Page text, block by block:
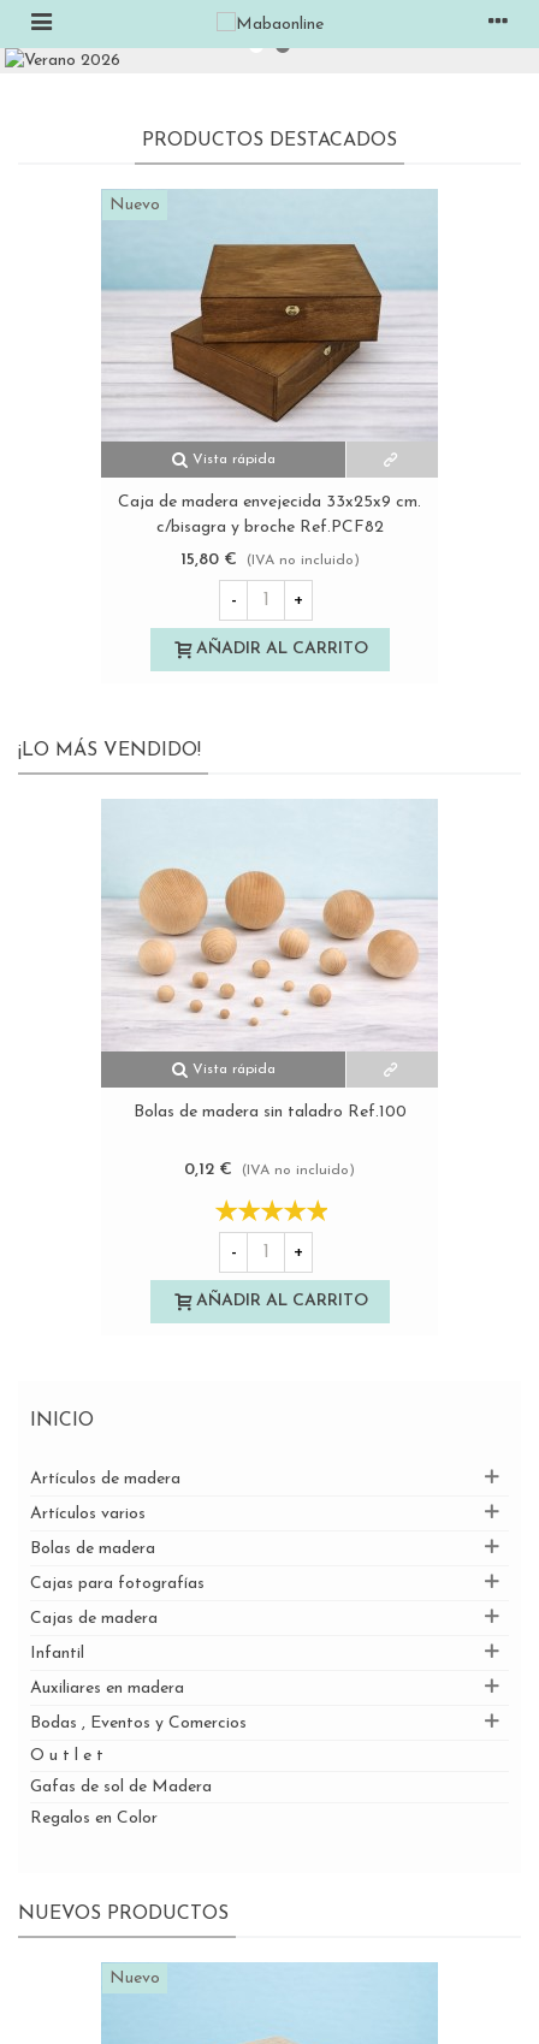
PRODUCTOS DESTACADOS
Nuevo
Vista rápida
Caja de madera envejecida 33x25x9 cm.
c/bisagra y broche Ref.PCF82
15,80 €
(IVA no incluido)
- +
AÑADIR AL CARRITO
¡LO MÁS VENDIDO!
Vista rápida
Bolas de madera sin taladro Ref.100
0,12 € (IVA no incluido)
- +
AÑADIR AL CARRITO
INICIO
Artículos de madera
Artículos varios
Bolas de madera
Cajas para fotografías
Cajas de madera
Infantil
Auxiliares en madera
Bodas , Eventos y Comercios
O u t l e t
Gafas de sol de Madera
Regalos en Color
NUEVOS PRODUCTOS
Nuevo